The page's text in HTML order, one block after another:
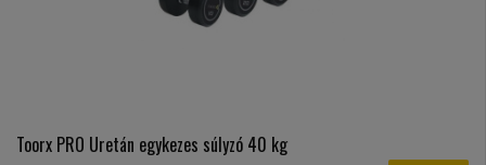
Toorx PRO Uretán egykezes súlyzó 40 kg